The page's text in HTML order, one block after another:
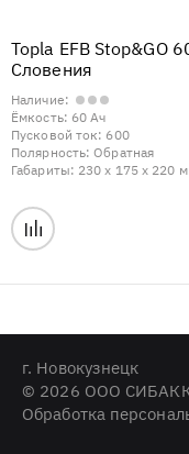
Topla EFB Stop&GO
Словения
Наличие:
Ёмкость: 60 Ач
Пусковой ток: 600
Полярность:Обратная
Габариты: 230 x 175 x 220
г. Новокузнецк
© 2026 ООО
Обработка